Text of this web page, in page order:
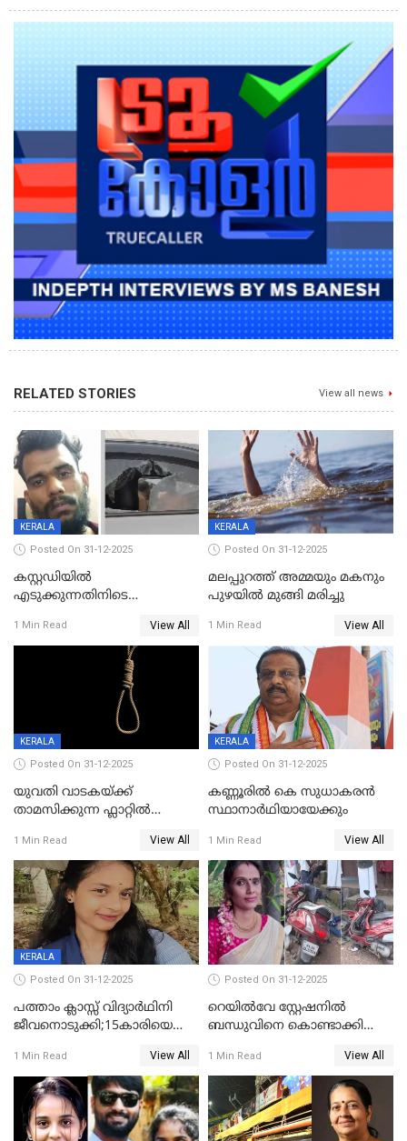
RELATED STORIES View all news
KERALA
Posted On 31-12-2025
കസ്റ്റഡിയിൽ
എടുക്കുന്നതിനിടെ
വധശ്രമക്കേസ് പ്രതി പിടിയിൽ
1 Min Read View All
KERALA
Posted On 31-12-2025
മലപ്പുറത്ത് അമ്മയും മകനും
പുഴയിൽ മുങ്ങി മരിച്ചു
1 Min Read View All
KERALA
Posted On 31-12-2025
യുവതി വാടകയ്ക്ക്
താമസിക്കുന്ന ഫ്ലാറ്റില്‍
സംഭവം കൈതപ്പൊയിലില്‍
1 Min Read View All
KERALA
Posted On 31-12-2025
കണ്ണൂരിൽ കെ സുധാകരൻ
സ്ഥാനാർഥിയായേക്കും
1 Min Read View All
KERALA
Posted On 31-12-2025
പത്താം ക്ലാസ്സ് വിദ്യാര്‍ഥിനി
ജീവനൊടുക്കി;15കാരിയെ
കിടപ്പുമുറിയില്‍ തൂങ്ങി മരിച്ച
നിലയിൽ
1 Min Read View All
Posted On 31-12-2025
റെയിൽവേ സ്റ്റേഷനിൽ
ബന്ധുവിനെ കൊണ്ടാക്കി
ലോറി സ്കൂട്ടറിൽ ഇടിച്ചു :
യുവതിക്ക് ദാരുണാന്ത്യം
1 Min Read View All